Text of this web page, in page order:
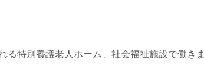
る特別養護老人ホーム、社会福祉施設で働きま